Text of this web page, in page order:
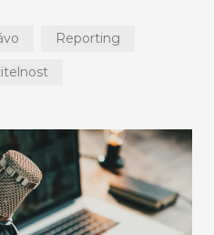
Reporting